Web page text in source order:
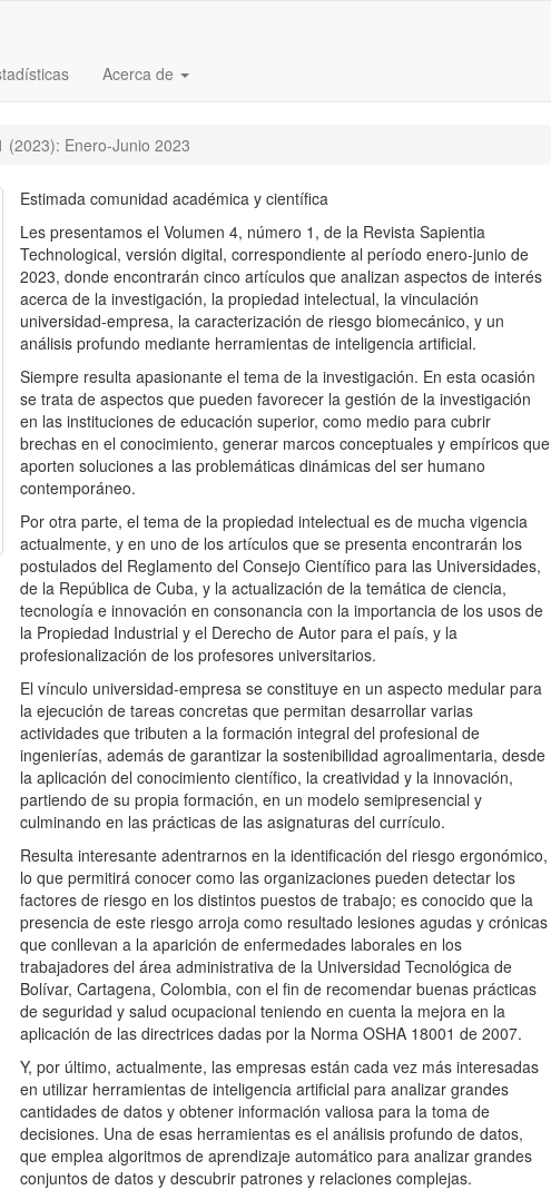
Acerca de
(2023): Enero-Junio 2023
Estimada comunidad académica y científica
Les presentamos el Volumen 4, número 1, de la Revista Sapientia
Technological, versión digital, correspondiente al período enero-junio de
2023, donde encontrarán cinco artículos que analizan aspectos de interés
acerca de la investigación, la propiedad intelectual, la vinculación
universidad-empresa, la caracterización de riesgo biomecánico, y un
análisis profundo mediante herramientas de inteligencia artificial.
Siempre resulta apasionante el tema de la investigación. En esta ocasión
se trata de aspectos que pueden favorecer la gestión de la investigación
en las instituciones de educación superior, como medio para cubrir
brechas en el conocimiento, generar marcos conceptuales y empíricos que
aporten soluciones a las problemáticas dinámicas del ser humano
contemporáneo.
Por otra parte, el tema de la propiedad intelectual es de mucha vigencia
actualmente, y en uno de los artículos que se presenta encontrarán los
postulados del Reglamento del Consejo Científico para las Universidades,
de la República de Cuba, y la actualización de la temática de ciencia,
tecnología e innovación en consonancia con la importancia de los usos de
la Propiedad Industrial y el Derecho de Autor para el país, y la
profesionalización de los profesores universitarios.
El vínculo universidad-empresa se constituye en un aspecto medular para
la ejecución de tareas concretas que permitan desarrollar varias
actividades que tributen a la formación integral del profesional de
ingenierías, además de garantizar la sostenibilidad agroalimentaria, desde
la aplicación del conocimiento científico, la creatividad y la innovación,
partiendo de su propia formación, en un modelo semipresencial y
culminando en las prácticas de las asignaturas del currículo.
Resulta interesante adentrarnos en la identificación del riesgo ergonómico,
lo que permitirá conocer como las organizaciones pueden detectar los
factores de riesgo en los distintos puestos de trabajo; es conocido que la
presencia de este riesgo arroja como resultado lesiones agudas y crónicas
que conllevan a la aparición de enfermedades laborales en los
trabajadores del área administrativa de la Universidad Tecnológica de
Bolívar, Cartagena, Colombia, con el fin de recomendar buenas prácticas
de seguridad y salud ocupacional teniendo en cuenta la mejora en la
aplicación de las directrices dadas por la Norma OSHA 18001 de 2007.
Y, por último, actualmente, las empresas están cada vez más interesadas
en utilizar herramientas de inteligencia artificial para analizar grandes
cantidades de datos y obtener información valiosa para la toma de
decisiones. Una de esas herramientas es el análisis profundo de datos,
que emplea algoritmos de aprendizaje automático para analizar grandes
conjuntos de datos y descubrir patrones y relaciones complejas.